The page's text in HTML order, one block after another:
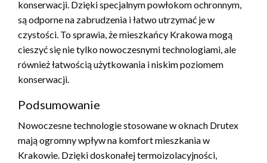
konserwacji. Dzięki specjalnym powłokom ochronnym,
są odporne na zabrudzenia i łatwo utrzymać je w
czystości. To sprawia, że mieszkańcy Krakowa mogą
cieszyć się nie tylko nowoczesnymi technologiami, ale
również łatwością użytkowania i niskim poziomem
konserwacji.
Podsumowanie
Nowoczesne technologie stosowane w oknach Drutex
mają ogromny wpływ na komfort mieszkania w
Krakowie. Dzięki doskonałej termoizolacyjności,